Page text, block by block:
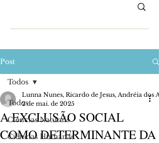
Post
Todos
Ciências Naturais
Ciências Humanas
Todos
A EXCLUSÃO SOCIAL
COMO DETERMINANTE DA
Lunna Nunes, Ricardo de Jesus, Andréia
2 de mai. de 2025